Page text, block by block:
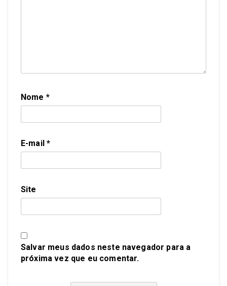
Nome *
E-mail*
Site
Salvar meus dados neste navegador para a
próxima vez que eu comentar.